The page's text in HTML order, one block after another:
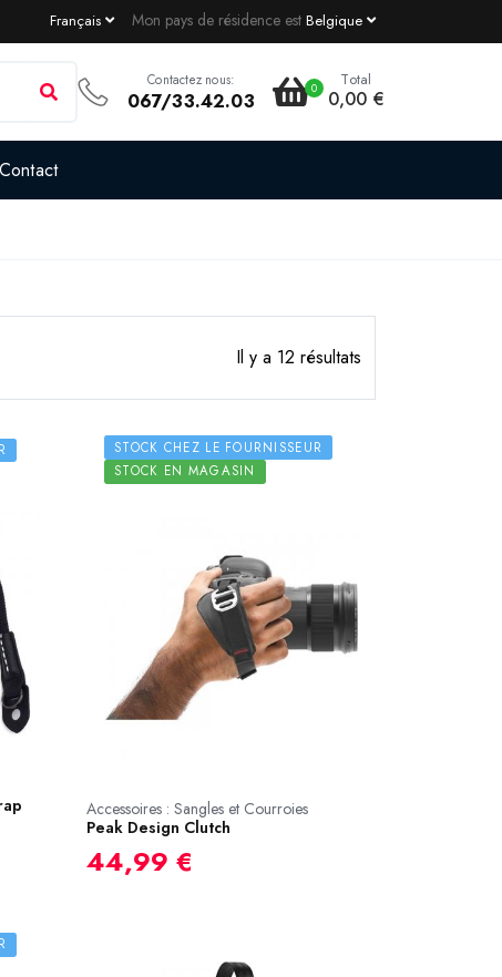
Mon pays de résidence est Belgique
Français
Contactez nous:
067/33.42.03
0 Total
0,00 €
Contact
Il y a 12 résultats
STOCK CHEZ LE FOURNISSEUR
STOCK EN MAGASIN
Accessoires : Sangles et Courroies
Peak Design Clutch
44,99 €